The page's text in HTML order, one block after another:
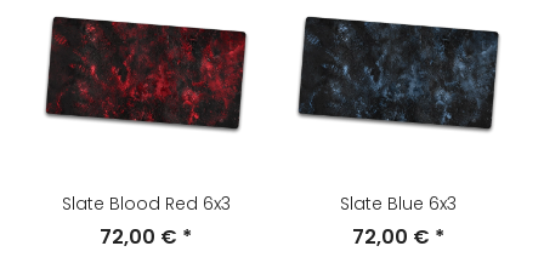
Slate Blood Red 6x3
72,00 € *
Slate Blue 6x3
72,00 € *